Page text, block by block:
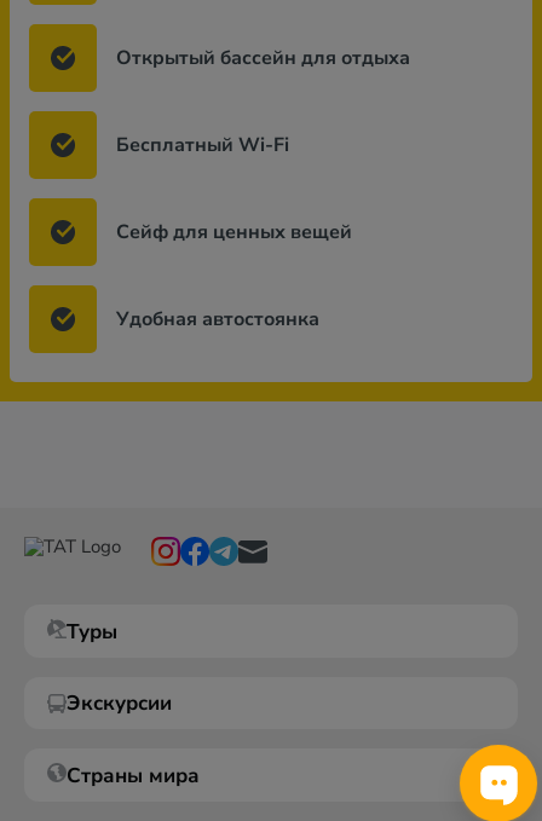
Открытый бассейн для отдыха
Бесплатный Wi-Fi
Сейф для ценных вещей
Удобная автостоянка
Туры
Экскурсии
Страны мира